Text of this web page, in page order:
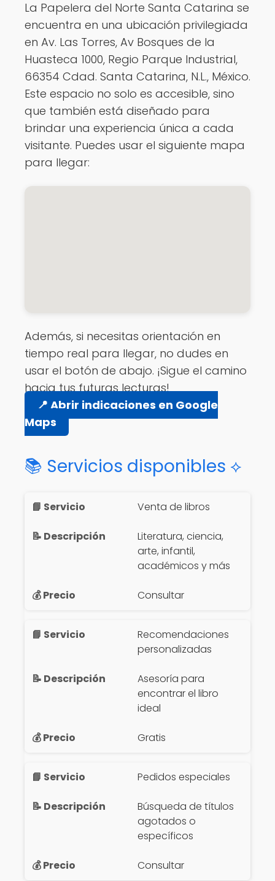
La Papelera del Norte Santa Catarina se
encuentra en una ubicación privilegiada
en Av. Las Torres, Av Bosques de la
Huasteca 1000, Regio Parque Industrial,
66354 Cdad. Santa Catarina, N.L., México.
Este espacio no solo es accesible, sino
que también está diseñado para
brindar una experiencia única a cada
visitante. Puedes usar el siguiente mapa
para llegar:
Además, si necesitas orientación en
tiempo real para llegar, no dudes en
usar el botón de abajo. ¡Sigue el camino
hacia tus futuras lecturas!
📍 Abrir indicaciones en Google
Maps
📚 Servicios disponibles ⟡
Venta de libros
Literatura, ciencia,
arte, infantil,
académicos y más
Consultar
Recomendaciones
personalizadas
Asesoría para
encontrar el libro
ideal
Gratis
Pedidos especiales
Búsqueda de títulos
agotados o
específicos
Consultar